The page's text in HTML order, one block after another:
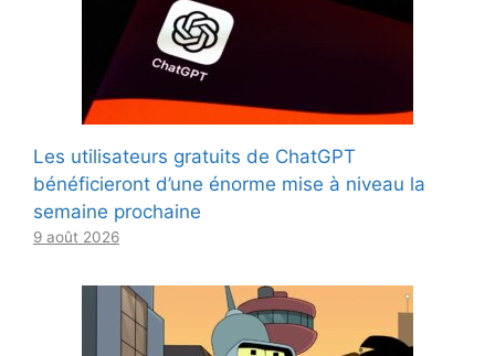
Les utilisateurs gratuits de ChatGPT
bénéficieront d’une énorme mise à niveau la
semaine prochaine
9 août 2026